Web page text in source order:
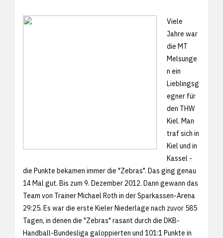
Viele
Jahre war
die MT
Melsunge
n ein
Lieblingsg
egner für
den THW
Kiel. Man
traf sich in
Kiel und in
Kassel -
die Punkte bekamen immer die "Zebras". Das ging genau
14 Mal gut. Bis zum 9. Dezember 2012. Dann gewann das
Team von Trainer Michael Roth in der Sparkassen-Arena
29:25. Es war die erste Kieler Niederlage nach zuvor 585
Tagen, in denen die "Zebras" rasant durch die DKB-
Handball-Bundesliga galoppierten und 101:1 Punkte in